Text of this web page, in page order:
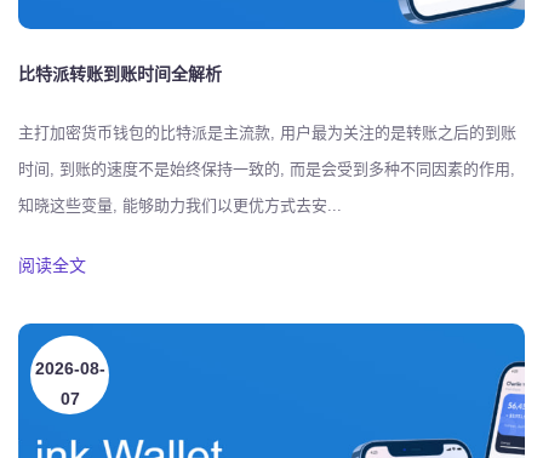
比特派转账到账时间全解析
主打加密货币钱包的比特派是主流款, 用户最为关注的是转账之后的到账
时间, 到账的速度不是始终保持一致的, 而是会受到多种不同因素的作用,
知晓这些变量, 能够助力我们以更优方式去安...
阅读全文
2026-08-
07